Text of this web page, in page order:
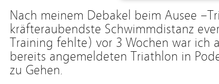
Nach meinem Debakel beim Ausee
kräfteraubendste Schwimmdistanz
Training fehlte) vor 3 Wochen war ich
bereits angemeldeten Triathlon in
zu Gehen.